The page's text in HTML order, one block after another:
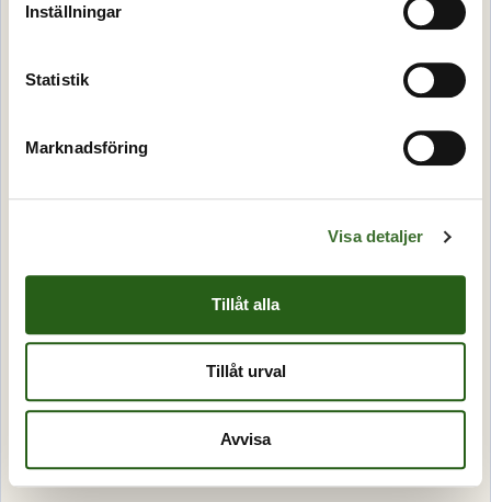
Inställningar
Statistik
Marknadsföring
Visa detaljer
Tillåt alla
Tillåt urval
Avvisa